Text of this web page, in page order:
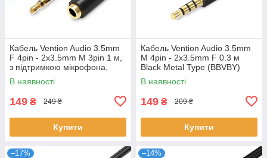
Кабель Vention Audio 3.5mm
F 4pin - 2x3.5mm M 3pin 1 м,
з підтримкою мікрофона,
стерео (BBTBF)
В наявності
149 ₴ 249 ₴
Купити
Кабель Vention Audio 3.5mm
M 4pin - 2x3.5mm F 0.3 м
Black Metal Type (BBVBY)
В наявності
149 ₴ 209 ₴
Купити
–17% –14%